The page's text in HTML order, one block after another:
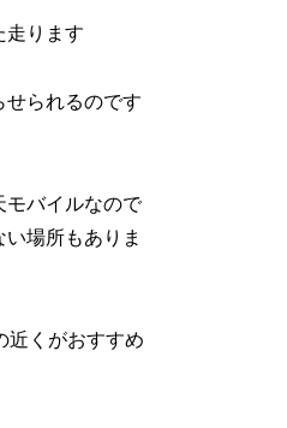
走ります
せられるのです
モバイルなので
場所もありま
近くがおすすめ